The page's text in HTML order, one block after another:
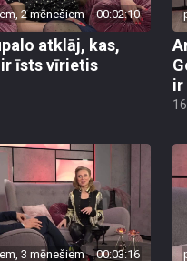
2 mēnešiem 00:02:10
atklāj, kas,
īsts vīrietis
ir
3 mēnešiem 00:03:16